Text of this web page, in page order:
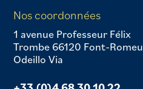
Nos coordonnées
1 avenue Professeur Félix
Trombe 66120 Font-Romeu
Odeillo Via